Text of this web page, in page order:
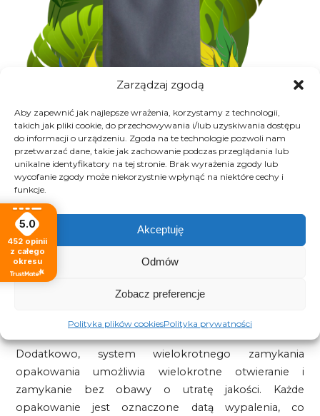
Zarządzaj zgodą
Aby zapewnić jak najlepsze wrażenia, korzystamy z technologii,
takich jak pliki cookie, do przechowywania i/lub uzyskiwania dostępu
do informacji o urządzeniu. Zgoda na te technologie pozwoli nam
przetwarzać dane, takie jak zachowanie podczas przeglądania lub
unikalne identyfikatory na tej stronie. Brak wyrażenia zgody lub
wycofanie zgody może niekorzystnie wpłynąć na niektóre cechy i
funkcje.
Akceptuję
Odmów
Zobacz preferencje
Polityka plików cookiesPolityka prywatności
Opakowanie kawy w Palarni Kawy Los Gustos
zostało starannie zaprojektowane, aby zapewnić
optymalne warunki przechowywania i maksymalne
zachowanie świeżości produktu. Zastosowanie
jednostronnego zaworu pozwala na odgazowanie, co
jest niezwykle istotne tuż po procesie palenia, kiedy
kawa wydziela gazy. Dzięki temu, że zawór zapobiega
aromat i smak kawy.
Dodatkowo, system wielokrotnego zamykania
opakowania umożliwia wielokrotne otwieranie i
zamykanie bez obawy o utratę jakości. Każde
opakowanie jest oznaczone datą wypalenia, co
5.0
452 opinii
z całego
okresu